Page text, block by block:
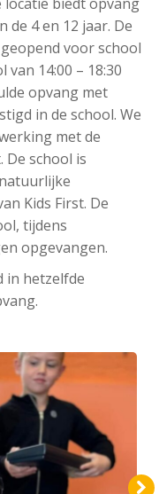
de 4 en 12 jaar. De
voor school
van 14:00 – 18:30
opvang met
in de school. We
met de
De school is
Kids First. De
tijdens
opgevangen.
in hetzelfde